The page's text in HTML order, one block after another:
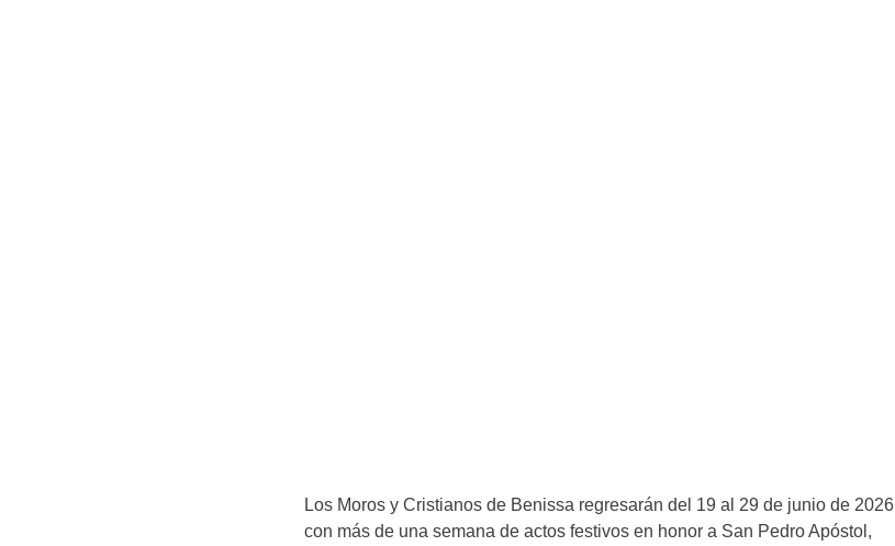
Los Moros y Cristianos de Benissa regresarán del 19 al 29 de junio de 2026
con más de una semana de actos festivos en honor a San Pedro Apóstol,